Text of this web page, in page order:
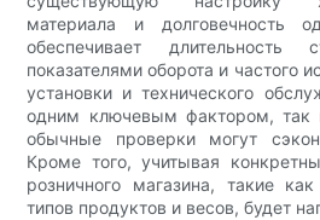
материала и долговечность
обеспечивает
показателями оборота и частого
установки и технического
одним ключевым фактором, так
обычные проверки могут
Кроме того, учитывая
розничного магазина, такие
типов продуктов и весов, будет